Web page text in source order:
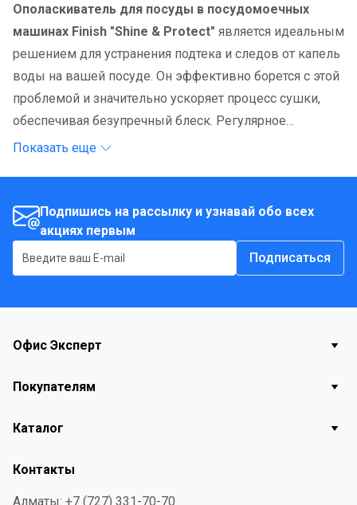
Ополаскиватель для посуды в посудомоечных
машинах Finish "Shine & Protect" является идеальным
решением для устранения подтека и следов от капель
воды на вашей посуде. Он эффективно борется с этой
проблемой и значительно ускоряет процесс сушки,
обеспечивая безупречный блеск. Регулярное
использование ополаскивателя Finish позволяет
наилучших результатов рекомендуется заливать
ополаскиватель в предназначенный для него отсек и
использовать его вместе с моющими средствами
Finish. Обеспечьте своей посуде идеальный вид с
Состав: 5% или более, но менее 15%: неионогенные
Показать еще
Подпишись на рассылку и узнавай обо всех
акциях первым
Подписаться
Офис Эксперт
Покупателям
Каталог
Контакты
Алматы: +7 (727) 331-70-70